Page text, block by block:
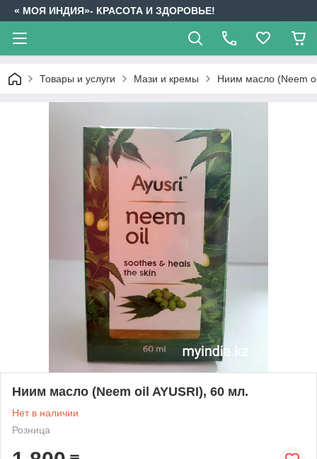
« МОЯ ИНДИЯ»- КРАСОТА И ЗДОРОВЬЕ!
Товары и услуги Мази и кремы Ниим масло (Neem
Ниим масло (Neem oil AYUSRI), 60 мл.
Нет в наличии
Розница